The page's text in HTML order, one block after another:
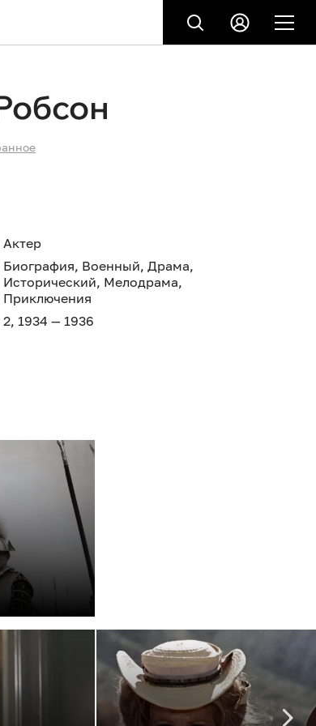
Актер
Биография, Военный, Драма,
Исторический, Мелодрама,
Приключения
2, 1934 — 1936